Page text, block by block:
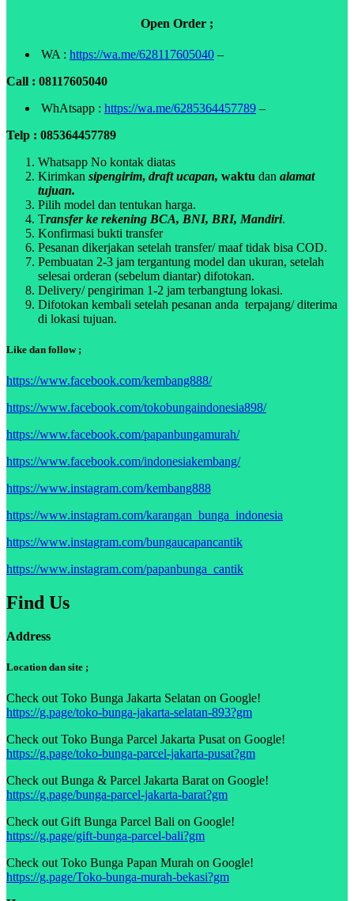
Open Order ;
WA : https://wa.me/628117605040 –
Call : 08117605040
WhAtsapp : https://wa.me/6285364457789 –
Telp : 085364457789
Whatsapp No kontak diatas
Kirimkan sipengirim, draft ucapan, waktu dan alamat
tujuan.
Pilih model dan tentukan harga.
Transfer ke rekening BCA, BNI, BRI, Mandiri.
Konfirmasi bukti transfer
Pesanan dikerjakan setelah transfer/ maaf tidak bisa COD.
Pembuatan 2-3 jam tergantung model dan ukuran, setelah
selesai orderan (sebelum diantar) difotokan.
Delivery/ pengiriman 1-2 jam terbangtung lokasi.
Difotokan kembali setelah pesanan anda terpajang/ diterima
di lokasi tujuan.
Like dan follow ;
https://www.facebook.com/kembang888/
https://www.facebook.com/tokobungaindonesia898/
https://www.facebook.com/papanbungamurah/
https://www.facebook.com/indonesiakembang/
https://www.instagram.com/kembang888
https://www.instagram.com/karangan_bunga_indonesia
https://www.instagram.com/bungaucapancantik
https://www.instagram.com/papanbunga_cantik
Find Us
Address
Location dan site ;
Check out Toko Bunga Jakarta Selatan on Google!
https://g.page/toko-bunga-jakarta-selatan-893?gm
Check out Toko Bunga Parcel Jakarta Pusat on Google!
https://g.page/toko-bunga-parcel-jakarta-pusat?gm
Check out Bunga & Parcel Jakarta Barat on Google!
https://g.page/bunga-parcel-jakarta-barat?gm
Check out Gift Bunga Parcel Bali on Google!
https://g.page/gift-bunga-parcel-bali?gm
Check out Toko Bunga Papan Murah on Google!
https://g.page/Toko-bunga-murah-bekasi?gm